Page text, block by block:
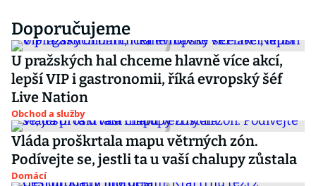
Doporučujeme
U pražských hal chceme hlavně více akcí,
lepší VIP i gastronomii, říká evropský šéf
Live Nation
Obchod a služby
Vláda proškrtala mapu větrných zón.
Podívejte se, jestli ta u vaší chalupy zůstala
Domácí